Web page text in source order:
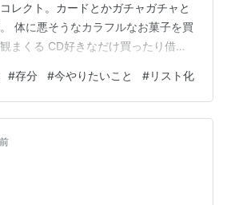
レクト。カードとかガチャガチャと
体に悪そうなカラフルなお菓子を買
まくる CD好きなだけ買ったり借り
感じ」と素直に伝える やりたくない
と言う やりたくないのに気を遣って
にする 消しゴム集める 高額な文具を
流れるテレビドラマであろうが観る
させて友達になる 部活、テレビゲー
#存分 #今やりたいこと #リスト化